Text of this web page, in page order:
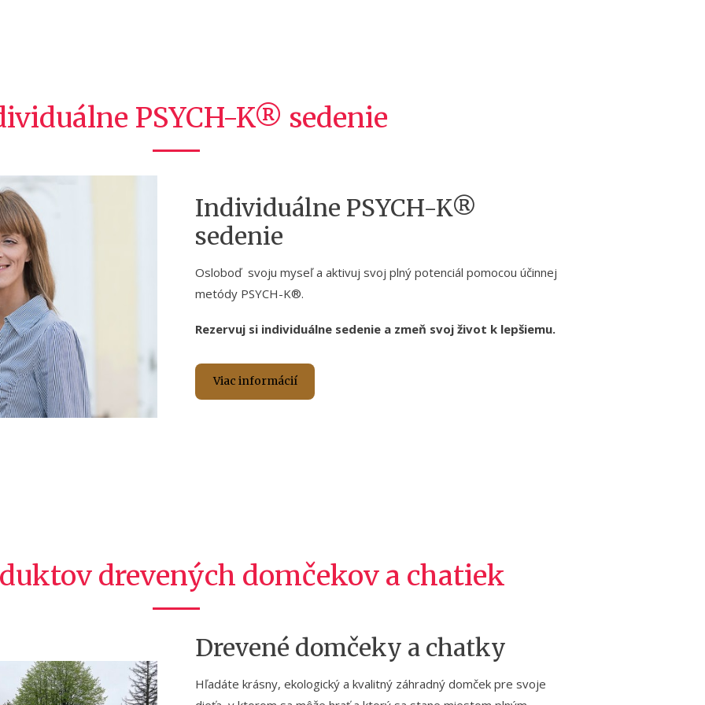
PSYCH-K® sedenie
Individuálne PSYCH-K®
sedenie
Osloboď svoju myseľ a aktivuj svoj plný potenciál pomocou účinnej
metódy PSYCH-K®.
Rezervuj si individuálne sedenie a zmeň svoj život k lepšiemu.
Viac informácií
drevených domčekov a chatiek
Drevené domčeky a chatky
Hľadáte krásny, ekologický a kvalitný záhradný domček pre svoje